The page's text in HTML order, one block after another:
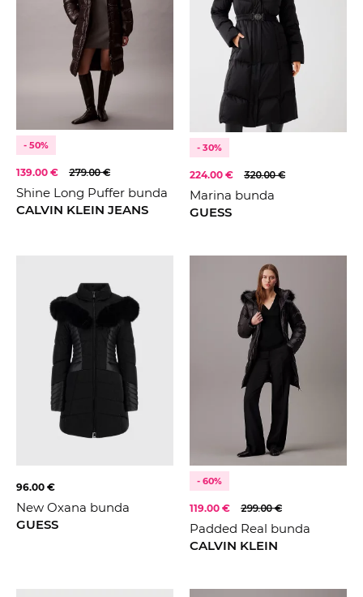
- 50%
139.00 € 279.00 €
Shine Long Puffer bunda
CALVIN KLEIN JEANS
- 30%
224.00 € 320.00 €
Marina bunda
GUESS
96.00 €
New Oxana bunda
GUESS
- 60%
119.00 € 299.00 €
Padded Real bunda
CALVIN KLEIN